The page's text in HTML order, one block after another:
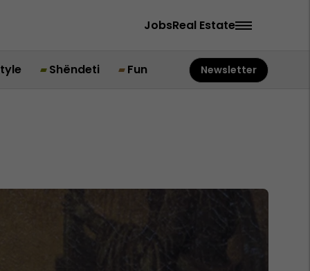
JobsReal Estate
Shëndeti Fun Newsletter